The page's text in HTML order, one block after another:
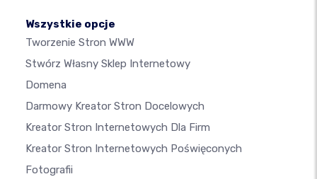
Wszystkie opcje
Tworzenie Stron WWW
Stwórz Własny Sklep Internetowy
Domena
Darmowy Kreator Stron Docelowych
Kreator Stron Internetowych Dla Firm
Kreator Stron Internetowych Poświęconych
Fotografii